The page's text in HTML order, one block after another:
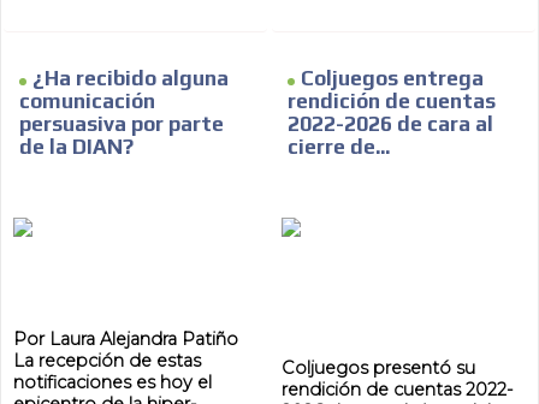
¿Ha recibido alguna
comunicación
persuasiva por parte
de la DIAN?
Por Laura Alejandra Patiño
La recepción de estas
notificaciones es hoy el
Coljuegos entrega
rendición de cuentas
2022-2026 de cara al
cierre de...
Coljuegos presentó su
rendición de cuentas 2022-